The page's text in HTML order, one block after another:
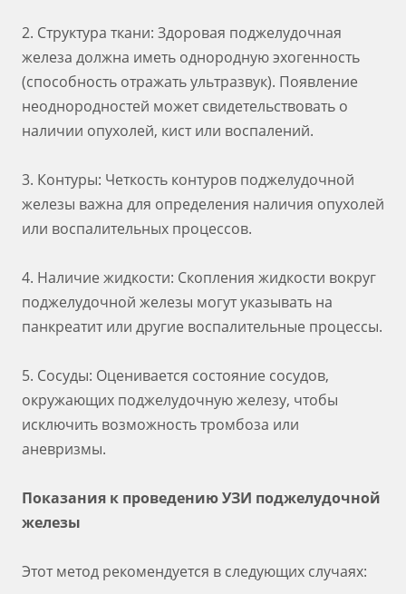
2. Структура ткани: Здоровая поджелудочная
железа должна иметь однородную эхогенность
(способность отражать ультразвук). Появление
неоднородностей может свидетельствовать о
наличии опухолей, кист или воспалений.
3. Контуры: Четкость контуров поджелудочной
железы важна для определения наличия опухолей
или воспалительных процессов.
4. Наличие жидкости: Скопления жидкости вокруг
поджелудочной железы могут указывать на
панкреатит или другие воспалительные процессы.
5. Сосуды: Оценивается состояние сосудов,
окружающих поджелудочную железу, чтобы
исключить возможность тромбоза или
аневризмы.
Показания к проведению УЗИ поджелудочной
железы
Этот метод рекомендуется в следующих случаях: